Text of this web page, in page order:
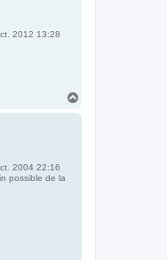
2012 13:28
2004 22:16
possible de la